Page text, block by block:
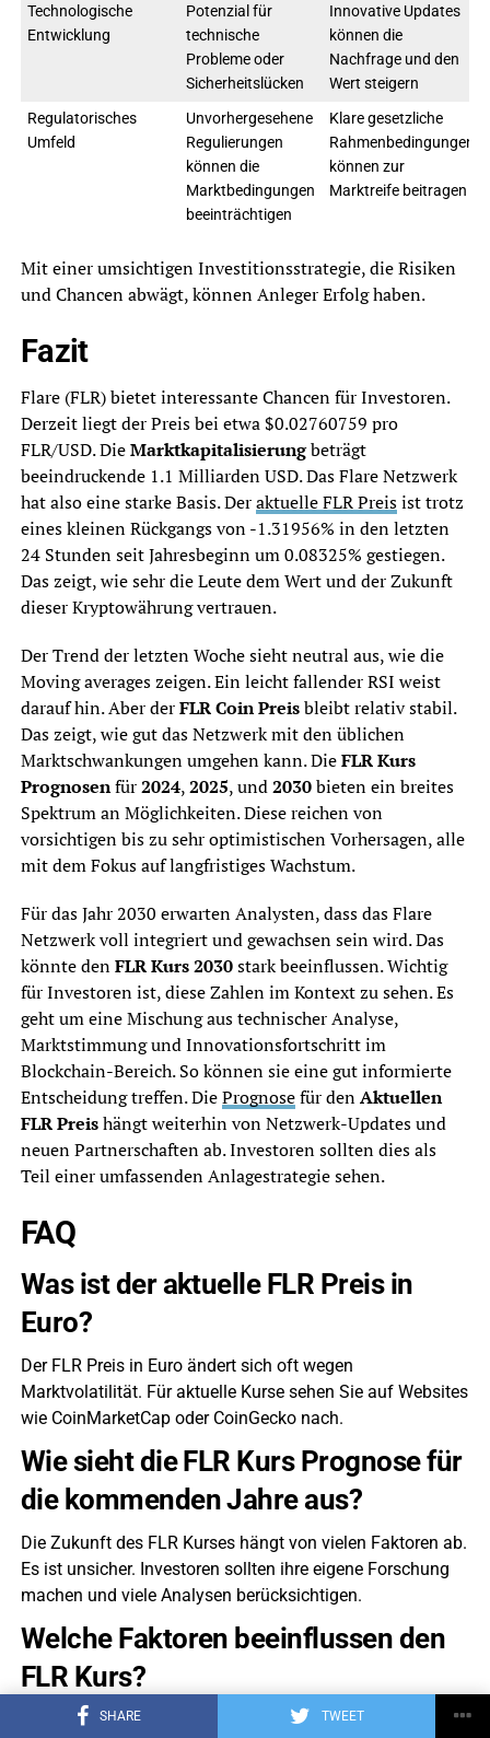
SHARE TWEET
Technologische
Entwicklung
Potenzial für
technische
Probleme oder
Sicherheitslücken
Innovative Updates
können die
Nachfrage und den
Wert steigern
Regulatorisches
Umfeld
Unvorhergesehene
Regulierungen
können die
Marktbedingungen
beeinträchtigen
Klare gesetzliche
Rahmenbedingungen
können zur
Marktreife beitragen
Mit einer umsichtigen Investitionsstrategie, die Risiken
und Chancen abwägt, können Anleger Erfolg haben.
Fazit
Flare (FLR) bietet interessante Chancen für Investoren.
Derzeit liegt der Preis bei etwa $0.02760759 pro
FLR/USD. DieMarktkapitalisierungbeträgt
beeindruckende 1.1 Milliarden USD. Das Flare Netzwerk
hat also eine starke Basis. Deraktuelle FLR Preisist trotz
eines kleinen Rückgangs von -1.31956% in den letzten
24 Stunden seit Jahresbeginn um 0.08325% gestiegen.
Das zeigt, wie sehr die Leute dem Wert und der Zukunft
dieser Kryptowährung vertrauen.
Der Trend der letzten Woche sieht neutral aus, wie die
Moving averages zeigen. Ein leicht fallender RSI weist
darauf hin. Aber derFLR Coin Preisbleibt relativ stabil.
Das zeigt, wie gut das Netzwerk mit den üblichen
Marktschwankungen umgehen kann. DieFLR Kurs
Prognosenfür2024,2025, und2030bieten ein breites
Spektrum an Möglichkeiten. Diese reichen von
vorsichtigen bis zu sehr optimistischen Vorhersagen, alle
mit dem Fokus auf langfristiges Wachstum.
Für das Jahr 2030 erwarten Analysten, dass das Flare
Netzwerk voll integriert und gewachsen sein wird. Das
könnte denFLR Kurs 2030stark beeinflussen. Wichtig
für Investoren ist, diese Zahlen im Kontext zu sehen. Es
geht um eine Mischung aus technischer Analyse,
Marktstimmung und Innovationsfortschritt im
Blockchain-Bereich. So können sie eine gut informierte
Entscheidung treffen. DiePrognosefür denAktuellen
FLR Preishängt weiterhin von Netzwerk-Updates und
neuen Partnerschaften ab. Investoren sollten dies als
Teil einer umfassenden Anlagestrategie sehen.
FAQ
Was ist der aktuelle FLR Preis in
Euro?
Der FLR Preis in Euro ändert sich oft wegen
Marktvolatilität. Für aktuelle Kurse sehen Sie auf Websites
wie CoinMarketCap oder CoinGecko nach.
Wie sieht die FLR Kurs Prognose für
die kommenden Jahre aus?
Die Zukunft des FLR Kurses hängt von vielen Faktoren ab.
Es ist unsicher. Investoren sollten ihre eigene Forschung
machen und viele Analysen berücksichtigen.
Welche Faktoren beeinflussen den
FLR Kurs?
Viele Dinge beeinflussen den FLR Kurs. Dazu gehören